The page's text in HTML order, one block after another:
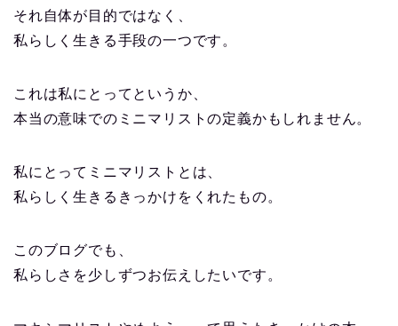
それ自体が目的ではなく、
私らしく生きる手段の一つです。
これは私にとってというか、
本当の意味でのミニマリストの定義かもしれません。
私にとってミニマリストとは、
私らしく生きるきっかけをくれたもの。
このブログでも、
私らしさを少しずつお伝えしたいです。